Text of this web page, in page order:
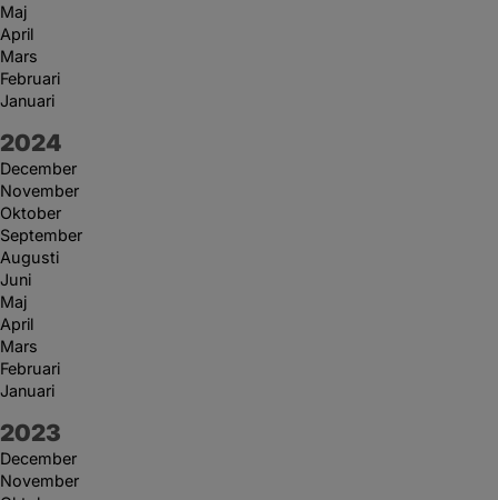
Maj
April
Mars
Februari
Januari
År:
2024
December
November
Oktober
September
Augusti
Juni
Maj
April
Mars
Februari
Januari
År:
2023
December
November